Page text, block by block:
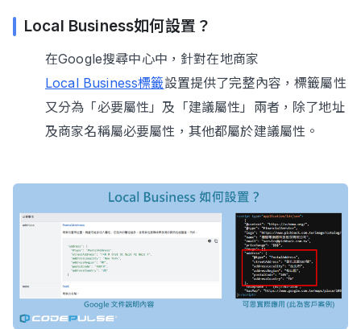
Local Business如何設置？
在Google搜尋中心中，針對在地商家
Local Business標籤設置提供了完整內容，標籤屬性
又分為「必要屬性」及「建議屬性」兩者，除了地址
及商家名稱屬必要屬性，其他都屬於建議屬性。